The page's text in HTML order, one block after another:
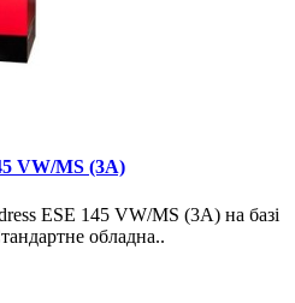
VW/MS (3A)
ESE 145 VW/MS (3A) на базі
обладна..